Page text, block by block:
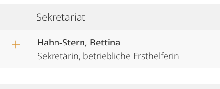
Sekretariat
Hahn-Stern, Bettina
Sekretärin, betriebliche Ersthelferin